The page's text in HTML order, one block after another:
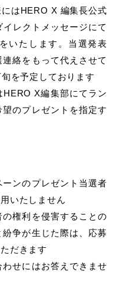
はHERO X 編集長公式
レクトメッセージにて
いたします。当選発表
絡をもって代えさせて
を予定しております
HERO X編集部にてラン
のプレゼントを指定す
ーンのプレゼント当選者
いたしません
の権利を侵害することの
争が生じた際は、応募
だきます
わせにはお答えできませ